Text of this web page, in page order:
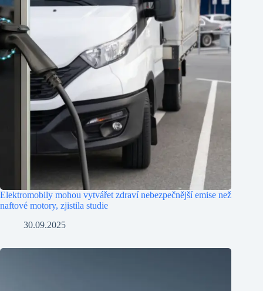
Elektromobily mohou vytvářet zdraví nebezpečnější emise než
naftové motory, zjistila studie
30.09.2025